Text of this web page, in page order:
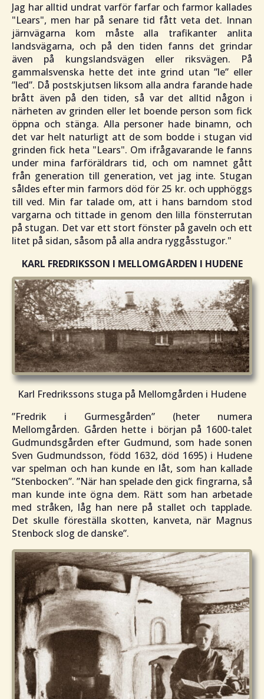
Jag har alltid undrat varför farfar och farmor kallades
"Lears", men har på senare tid fått veta det. Innan
järnvägarna kom måste alla trafikanter anlita
landsvägarna, och på den tiden fanns det grindar
även på kungslandsvägen eller riksvägen. På
gammalsvenska hette det inte grind utan ”le” eller
”led”. Då postskjutsen liksom alla andra farande hade
brått även på den tiden, så var det alltid någon i
närheten av grinden eller let boende person som fick
öppna och stänga. Alla personer hade binamn, och
det var helt naturligt att de som bodde i stugan vid
grinden fick heta "Lears". Om ifrågavarande le fanns
under mina farföräldrars tid, och om namnet gått
från generation till generation, vet jag inte. Stugan
såldes efter min farmors död för 25 kr. och upphöggs
till ved. Min far talade om, att i hans barndom stod
vargarna och tittade in genom den lilla fönsterrutan
på stugan. Det var ett stort fönster på gaveln och ett
litet på sidan, såsom på alla andra ryggåsstugor."
KARL FREDRIKSSON I MELLOMGÅRDEN I HUDENE
Karl Fredrikssons stuga på Mellomgården i Hudene
”Fredrik i Gurmesgården” (heter numera
Mellomgården. Gården hette i början på 1600-talet
Gudmundsgården efter Gudmund, som hade sonen
Sven Gudmundsson, född 1632, död 1695) i Hudene
var spelman och han kunde en låt, som han kallade
”Stenbocken”. ”När han spelade den gick fingrarna, så
man kunde inte ögna dem. Rätt som han arbetade
med stråken, låg han nere på stallet och tapplade.
Det skulle föreställa skotten, kanveta, när Magnus
Stenbock slog de danske”.